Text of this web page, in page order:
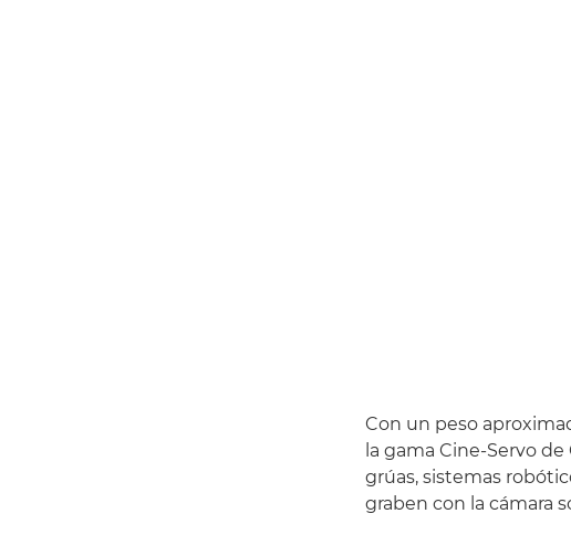
Con un peso
la gama Cine-Servo
grúas, sistemas
graben con la cámara